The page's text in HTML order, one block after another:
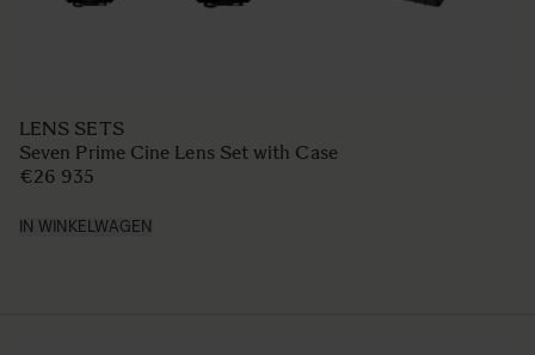
LENS SETS
Seven Prime Cine Lens Set with Case
€26 935
IN WINKELWAGEN